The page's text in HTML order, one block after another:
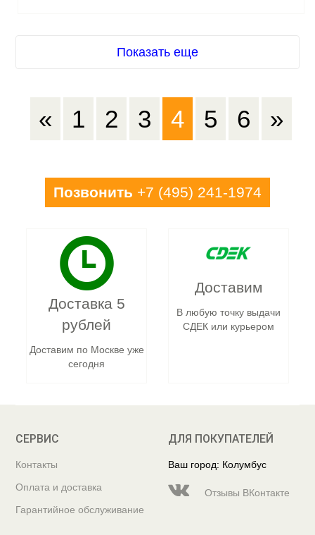
Показать еще
« 1 2 3 4 5 6 »
Позвонить +7 (495) 241-1974
Доставка 5
рублей
Доставим по Москве уже
сегодня
Доставим
В любую точку выдачи
СДЕК или курьером
СЕРВИС
Контакты
Оплата и доставка
Гарантийное обслуживание
ДЛЯ ПОКУПАТЕЛЕЙ
Ваш город: Колумбус
Отзывы ВКонтакте